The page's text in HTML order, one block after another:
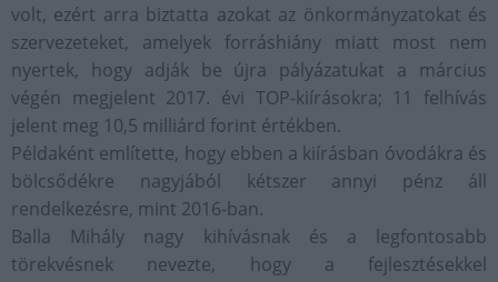
volt, ezért arra biztatta azokat az önkormányzatokat és
szervezeteket, amelyek forráshiány miatt most nem
nyertek, hogy adják be újra pályázatukat a március
végén megjelent 2017. évi TOP-kiírásokra; 11 felhívás
jelent meg 10,5 milliárd forint értékben.
Példaként említette, hogy ebben a kiírásban óvodákra és
bölcsődékre nagyjából kétszer annyi pénz áll
rendelkezésre, mint 2016-ban.
Balla Mihály nagy kihívásnak és a legfontosabb
törekvésnek nevezte, hogy a fejlesztésekkel